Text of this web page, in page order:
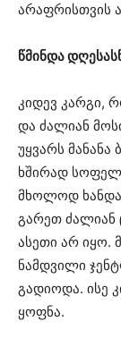
არაფრისთვის
წმინდა
კიდევ კარგი,
და ძალიან
უყვარს
ხშირად
მხოლოდ
გარეთ ძალიან
ასეთი არ იყო.
ნამდვილი
გადიოდა. ისე
ყოფნა.